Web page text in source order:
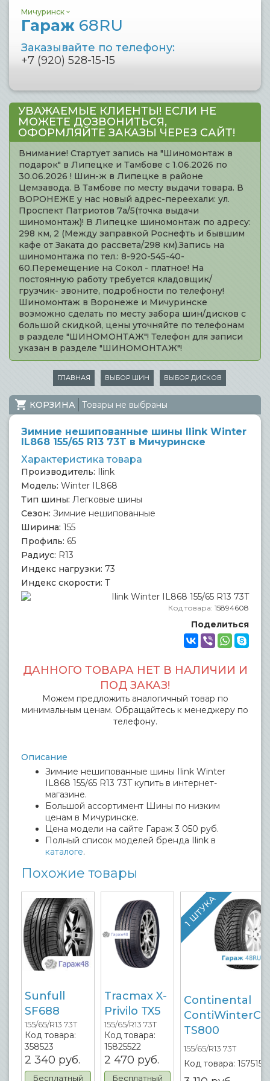
Мичуринск
Гараж 68RU
Заказывайте по телефону:
+7 (920) 528-15-15
УВАЖАЕМЫЕ КЛИЕНТЫ! ЕСЛИ НЕ
МОЖЕТЕ ДОЗВОНИТЬСЯ,
ОФОРМЛЯЙТЕ ЗАКАЗЫ ЧЕРЕЗ САЙТ!
Внимание! Стартует запись на "Шиномонтаж в
подарок" в Липецке и Тамбове с 1.06.2026 по
30.06.2026 ! Шин-ж в Липецке в районе
Цемзавода. В Тамбове по месту выдачи товара. В
ВОРОНЕЖЕ у нас новый адрес-переехали: ул.
Проспект Патриотов 7а/5(точка выдачи
шиномонтаж)! В Липецке шиномонтаж по адресу:
298 км, 2 (Между заправкой Роснефть и бывшим
кафе от Заката до рассвета/298 км).Запись на
шиномонтажа по тел.: 8-920-545-40-
60.Перемещение на Сокол - платное! На
постоянную работу требуется кладовщик/
грузчик- звоните, подробности по телефону!
Шиномонтаж в Воронеже и Мичуринске
возможно сделать по месту забора шин/дисков с
большой скидкой, цены уточняйте по телефонам
в разделе "ШИНОМОНТАЖ"! Телефон для записи
указан в разделе "ШИНОМОНТАЖ"!
ГЛАВНАЯ ВЫБОР ШИН ВЫБОР ДИСКОВ
КОРЗИНА Товары не выбраны
Зимние нешипованные шины Ilink Winter
IL868 155/65 R13 73T в Мичуринске
Характеристика товара
Производитель: Ilink
Модель: Winter IL868
Тип шины: Легковые шины
Сезон: Зимние нешипованные
Ширина: 155
Профиль: 65
Радиус: R13
Индекс нагрузки: 73
Индекс скорости: T
Код товара: 15894608
Поделиться
ДАННОГО ТОВАРА НЕТ В НАЛИЧИИ И
ПОД ЗАКАЗ!
Можем предложить аналогичный товар по
минимальным ценам. Обращайтесь к менеджеру по
телефону.
Описание
Зимние нешипованные шины Ilink Winter
IL868 155/65 R13 73T купить в интернет-
магазине.
Большой ассортимент Шины по низким
ценам в Мичуринске.
Цена модели на сайте Гараж 3 050 руб.
Полный список моделей бренда Ilink в
каталоге.
Похожие товары
Sunfull
SF688
155/65/R13 73T
Код товара:
358523
2 340 руб.
Бесплатный
Tracmax X-
Privilo TX5
155/65/R13 73T
Код товара:
15825522
2 470 руб.
Бесплатный
1 ШТУКА
Continental
TS800
155/65/R13 73T
Код товара: